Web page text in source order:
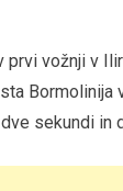
prvi vožnji v
Bormolinija
sekundi in